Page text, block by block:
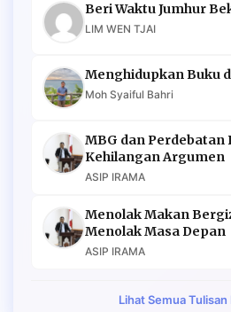
Beri Waktu Jumhur
LIM WEN TJAI
Menghidupkan Buku
Moh Syaiful Bahri
MBG dan Perdebatan
Kehilangan Argumen
ASIP IRAMA
Menolak Makan
Menolak Masa Depan
ASIP IRAMA
Lihat Semua